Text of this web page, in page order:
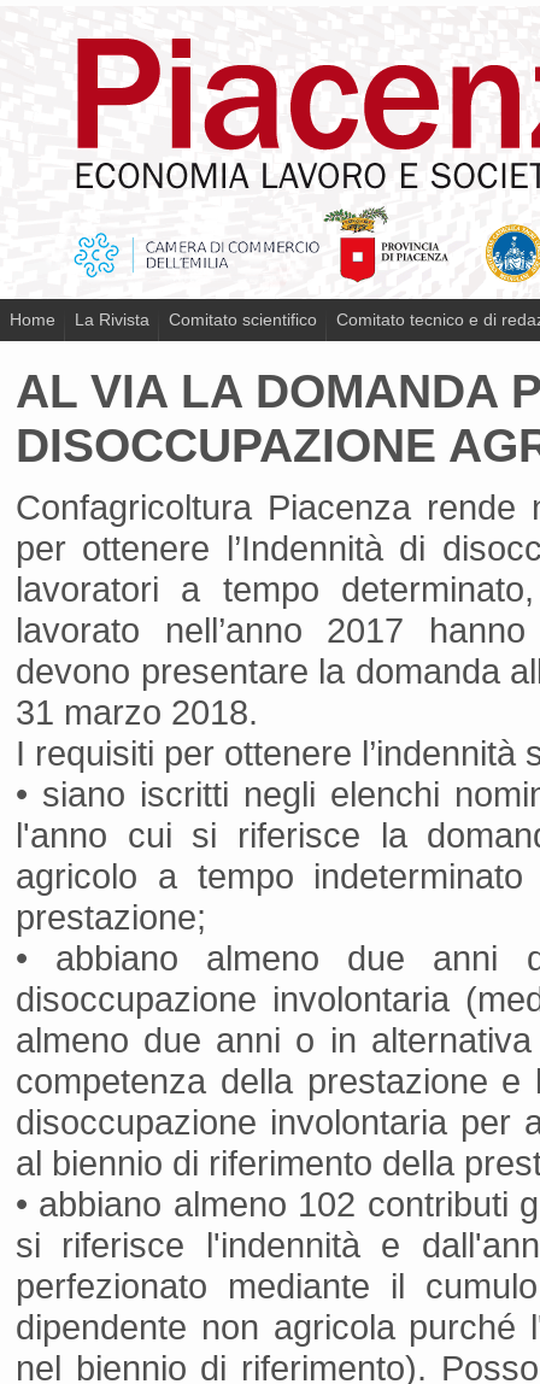
Home La Rivista Comitato scientifico Comitato tecnico e di
AL VIA LA DOMANDA
DISOCCUPAZIONE
Confagricoltura Piacenza
per ottenere l’Indennità di
lavoratori a tempo
lavorato nell’anno 2017
devono presentare la domanda
31 marzo 2018.
I requisiti per ottenere l’indennità
• siano iscritti negli elenchi
l'anno cui si riferisce la
agricolo a tempo
prestazione;
• abbiano almeno due anni
disoccupazione involontaria
almeno due anni o in
competenza della prestazione
disoccupazione involontaria per
al biennio di riferimento della
• abbiano almeno 102 contributi
si riferisce l'indennità e
perfezionato mediante il
dipendente non agricola purché
nel biennio di riferimento).